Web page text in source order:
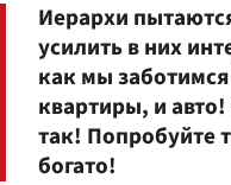
Иерархи
усилить в них
как мы
квартиры, и авто!
так! Попробуйте
богато!